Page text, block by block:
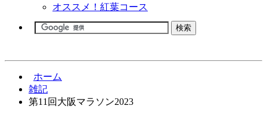
オススメ！紅葉コース
ホーム
雑記
第11回大阪マラソン2023